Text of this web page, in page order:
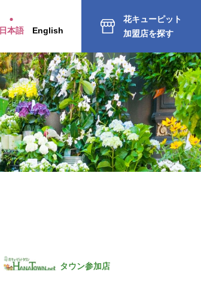
日本語 English
花キューピット
加盟店を探す
タウン参加店